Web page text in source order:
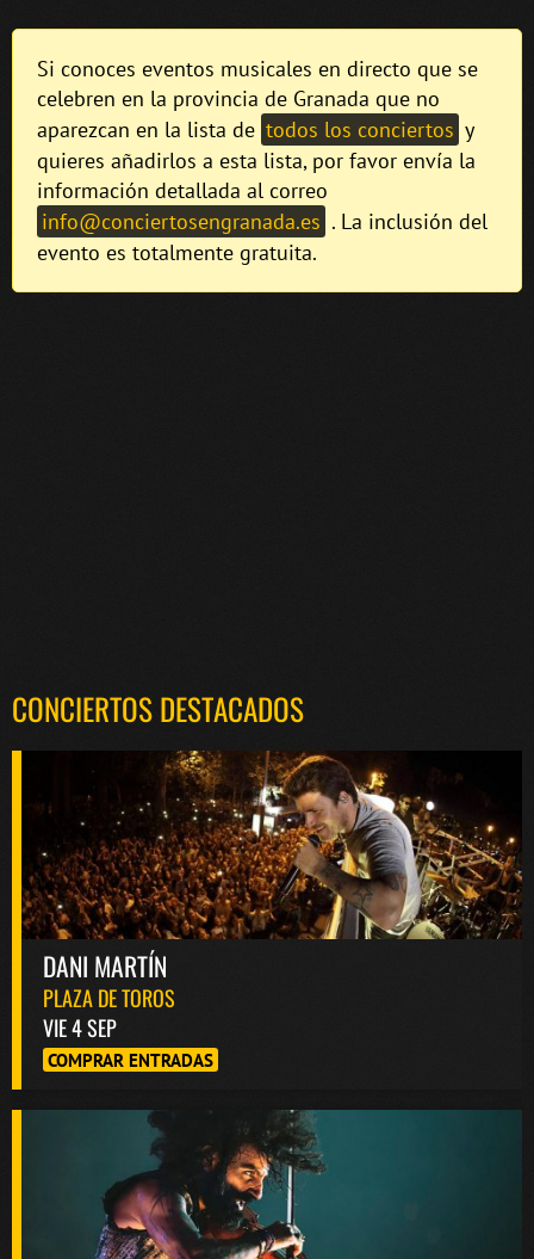
Si conoces eventos musicales en directo que se
celebren en la provincia de Granada que no
aparezcan en la lista de todos los conciertos y
quieres añadirlos a esta lista, por favor envía la
información detallada al correo
info@conciertosengranada.es . La inclusión del
evento es totalmente gratuita.
CONCIERTOS DESTACADOS
DANI MARTÍN
PLAZA DE TOROS
VIE 4 SEP
COMPRAR ENTRADAS